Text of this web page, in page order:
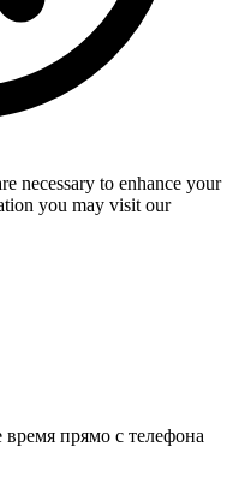
necessary to enhance your
you may visit our
прямо с телефона